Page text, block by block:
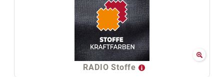
RADIO Stoffe